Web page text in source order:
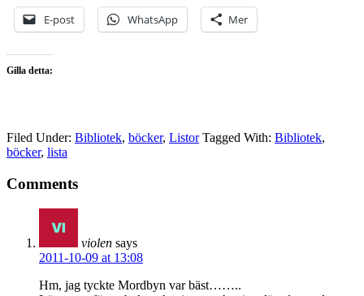
E-post WhatsApp Mer
Gilla detta:
Filed Under: Bibliotek, böcker, Listor Tagged With: Bibliotek,
böcker, lista
Comments
violen says
2011-10-09 at 13:08
Hm, jag tyckte Mordbyn var bäst……..